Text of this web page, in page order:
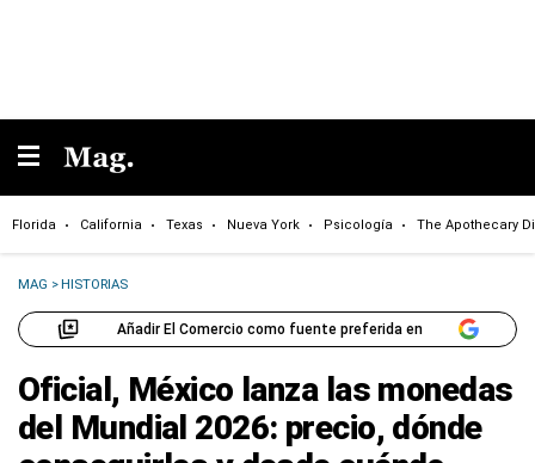
Florida California Texas Nueva York Psicología The Apothecary
MAG >HISTORIAS
Añadir El Comercio como fuente preferida en
Oficial, México lanza las monedas
del Mundial 2026: precio, dónde